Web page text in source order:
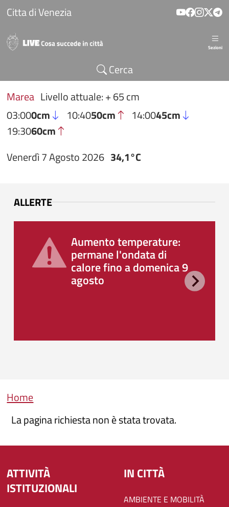
Salta al contenuto principale
Citta di Venezia
Sezioni
Cerca
Marea Livello attuale: + 65 cm
03:000cm 10:4050cm 14:0045cm
19:3060cm
Venerdì 7 Agosto 2026 34,1°C
ALLERTE
Aumento temperature:
permane l'ondata di
calore fino a domenica 9
agosto
Briciole di pane
Home
La pagina richiesta non è stata trovata.
ATTIVITÀ
ISTITUZIONALI
IN CITTÀ
AMBIENTE E MOBILITÀ